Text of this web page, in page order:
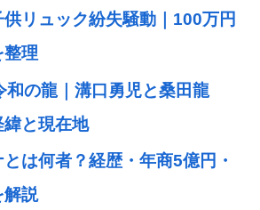
リュック紛失騒動｜100万円
整理
の龍｜溝口勇児と桑田龍
と現在地
は何者？経歴・年商5億円・
解説